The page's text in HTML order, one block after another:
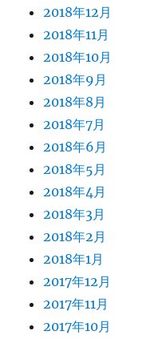
2018年12月
2018年11月
2018年10月
2018年9月
2018年8月
2018年7月
2018年6月
2018年5月
2018年4月
2018年3月
2018年2月
2018年1月
2017年12月
2017年11月
2017年10月